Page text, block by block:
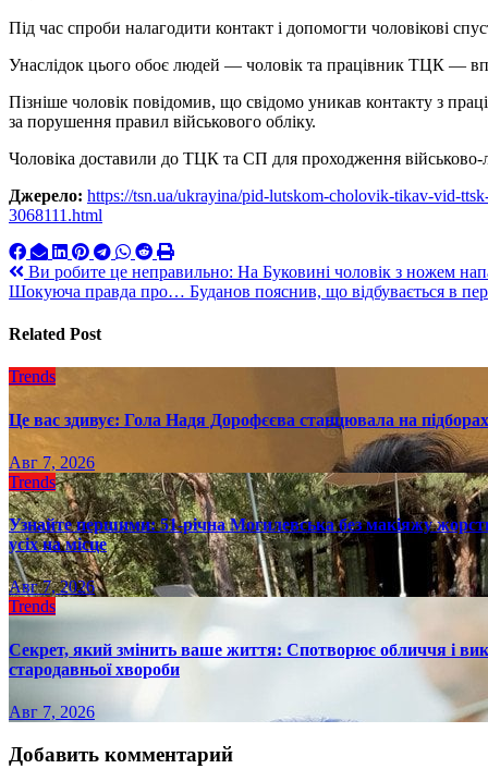
Під час спроби налагодити контакт і допомогти чоловікові
Унаслідок цього обоє людей — чоловік та працівник ТЦК —
Пізніше чоловік повідомив, що свідомо уникав контакту з
за порушення правил військового обліку.
Чоловіка доставили до ТЦК та СП для проходження військово-
Джерело: https://tsn.ua/ukrayina/pid-lutskom-cholovik-tikav-vid-
3068111.html
Навигация
по
записям
Ви робите це неправильно: На Буковині чоловік з ножем
Шокуюча правда про… Буданов пояснив, що відбувається в
Related Post
Trends
Це вас здивує: Гола Надя Дорофєєва станцювала на
Авг 7, 2026
Trends
Узнайте першими: 51-річна Могилевська без макіяжу
усіх на місце
Авг 7, 2026
Trends
Секрет, який змінить ваше життя: Спотворює обличчя і
стародавньої хвороби
Авг 7, 2026
Добавить комментарий